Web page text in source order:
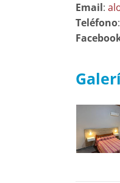
Email:
Teléfono